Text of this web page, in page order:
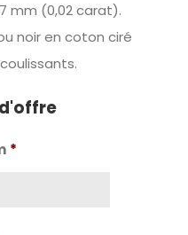
mm (0,02 carat).
noir en coton ciré
*